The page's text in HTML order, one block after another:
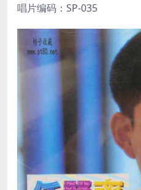
唱片编码：SP-035